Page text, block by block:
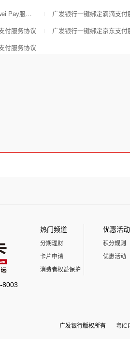
广发银行一键绑定Huawei Pay服务协议 广发银行一键绑定滴滴支付
付服务协议 广发银行一键绑定京东支付
付服务协议
8003
热门频道
分期理财
卡片申请
消费者权益保护
优惠活动
积分规则
优惠活动
广发银行版权所有 粤